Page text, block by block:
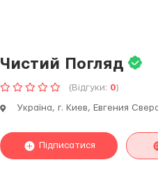
Чистий Погляд
(Відгуки: 0)
Україна, г. Киев, Евгения
Підписатися